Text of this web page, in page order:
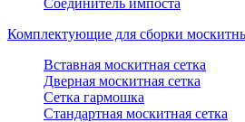
Соединитель импоста
Комплектующие для сборки
Вставная москитная сетка
Дверная москитная сетка
Сетка гармошка
Стандартная москитная сетка